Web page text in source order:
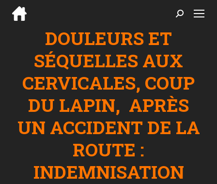
Search:
DOULEURS ET
SÉQUELLES AUX
CERVICALES, COUP
DU LAPIN, APRÈS
UN ACCIDENT DE LA
ROUTE :
INDEMNISATION